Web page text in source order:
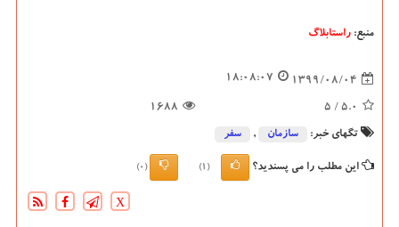
منبع: راستابلاگ
1399/08/04
18:08:07
5.0
/ 5
1688
تگهای خبر: سازمان , سفر
این مطلب را می پسندید؟ (1)
(0)
X